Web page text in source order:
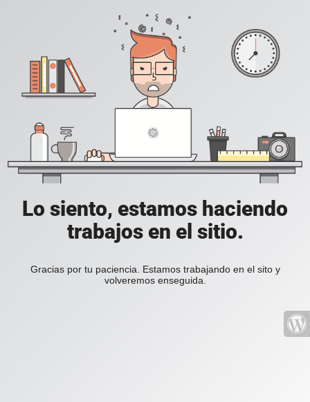
Lo siento, estamos haciendo
trabajos en el sitio.
Gracias por tu paciencia. Estamos trabajando en el sito y
volveremos enseguida.